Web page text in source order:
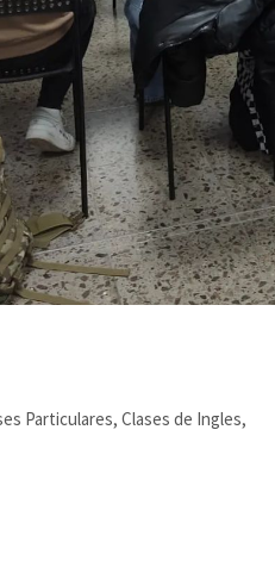
Particulares, Clases de Ingles,